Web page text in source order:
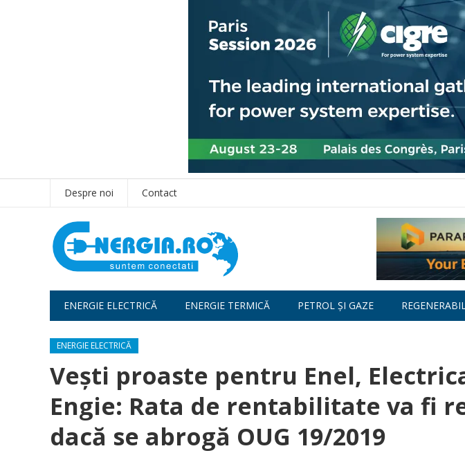
Despre noi Contact
ENERGIE ELECTRICĂ ENERGIE TERMICĂ PETROL ȘI GAZE
ENERGIE ELECTRICĂ
Vești proaste pentru Enel,
Engie: Rata de rentabilitate va fi
dacă se abrogă OUG 19/2019